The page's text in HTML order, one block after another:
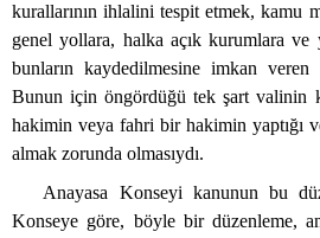
kurallarının ihlalini tespit etmek, kamu
genel yollara, halka açık kurumlara ve
bunların kaydedilmesine imkan
Bunun için öngördüğü tek şart valinin
hakimin veya fahri bir hakimin yaptığı
almak zorunda olmasıydı.
Anayasa Konseyi kanunun bu
Konseye göre, böyle bir düzenleme,